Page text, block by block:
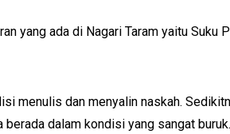
yang ada di Nagari Taram yaitu Suku
menulis dan menyalin naskah.
dalam kondisi yang sangat